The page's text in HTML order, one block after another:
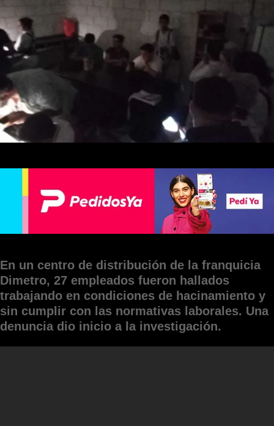
En un centro de distribución de la franquicia
Dimetro, 27 empleados fueron hallados
trabajando en condiciones de hacinamiento y
sin cumplir con las normativas laborales. Una
denuncia dio inicio a la investigación.